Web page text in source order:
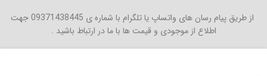
از طریق پیام رسان های واتساپ یا تلگرام با شماره ی 09371438445 جهت
اطلاع از موجودی و قیمت ها با ما در ارتباط باشید .